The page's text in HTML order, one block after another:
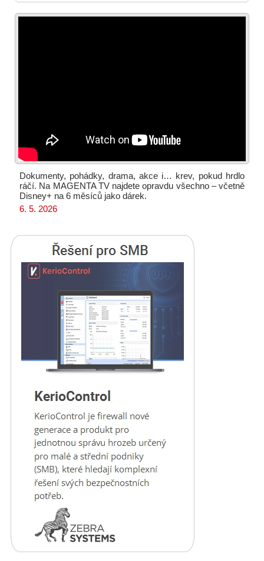
Dokumenty, pohádky, drama, akce i… krev, pokud hrdlo
ráčí. Na MAGENTA TV najdete opravdu všechno – včetně
Disney+ na 6 měsíců jako dárek.
6. 5. 2026